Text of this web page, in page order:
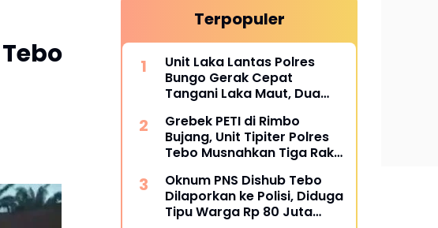
Terpopuler
Unit Laka Lantas Polres
Bungo Gerak Cepat
Tangani Laka Maut, Dua
Grebek PETI di Rimbo
Bujang, Unit Tipiter Polres
Tebo Musnahkan Tiga Rakit
Dibakar
Oknum PNS Dishub Tebo
Dilaporkan ke Polisi, Diduga
Tipu Warga Rp 80 Juta